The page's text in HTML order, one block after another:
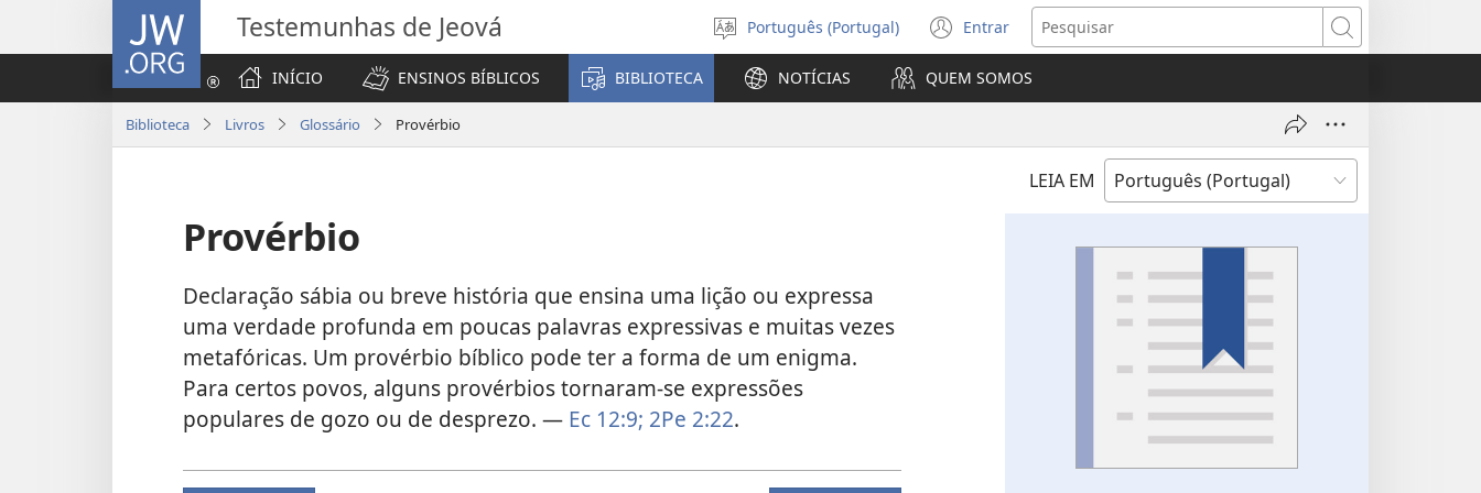
JW.ORG Testemunhas de Jeová
Selecionar
Língua
Português (Portugal) Entrar
(abre
uma
nova
janela)
Pesquisar
INÍCIO
ENSINOS BÍBLICOS BIBLIOTECA NOTÍCIAS QUEM SOMOS
Biblioteca Livros Glossário Provérbio
LEIA EM
Provérbio
Declaração sábia ou breve história que ensina uma lição ou expressa
uma verdade profunda em poucas palavras expressivas e muitas vezes
metafóricas. Um provérbio bíblico pode ter a forma de um enigma.
Para certos povos, alguns provérbios tornaram-se expressões
populares de gozo ou de desprezo. — Ec 12:9; 2Pe 2:22.